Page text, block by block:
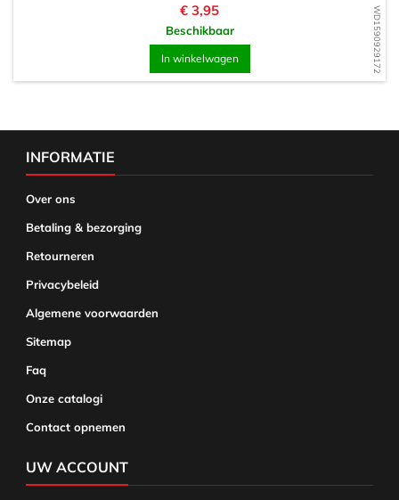
WD1590929172
Prijs
€ 3,95
Beschikbaar
In winkelwagen
INFORMATIE
Over ons
Betaling & bezorging
Retourneren
Privacybeleid
Algemene voorwaarden
Sitemap
Faq
Onze catalogi
Contact opnemen
UW ACCOUNT